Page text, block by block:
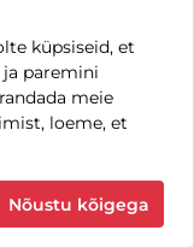
küpsiseid, et
ja paremini
meie
loeme, et
Nõustu kõigega